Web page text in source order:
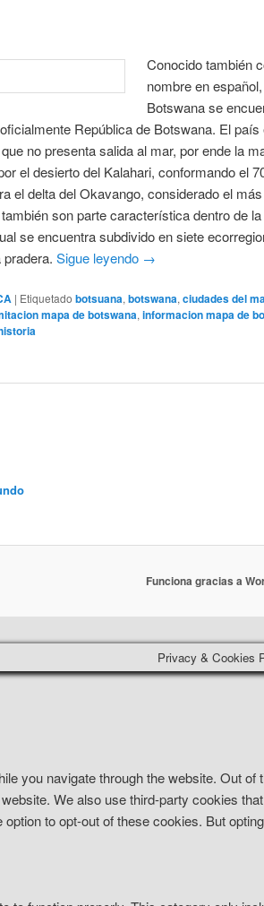
Conocido también
nombre en
Botswana se
República de Botswana. El país
no presenta salida al mar, por ende la
el desierto del Kalahari, conformando el
el delta del Okavango, considerado el
son parte característica dentro de
se encuentra subdivido en siete
Sigue leyendo →
| Etiquetado botsuana, botswana, ciudades del
mapa de botswana, informacion mapa de
Funciona gracias a
Privacy & Cookies
you navigate through the website. Out
We also use third-party cookies
to opt-out of these cookies. But